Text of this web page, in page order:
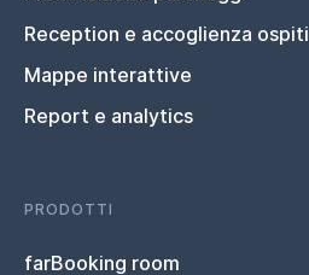
Reception e accoglienza ospiti
Mappe interattive
Report e analytics
PRODOTTI
farBooking room